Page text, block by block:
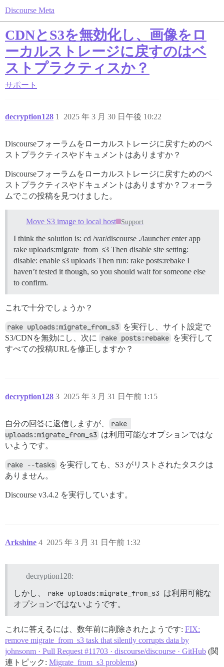
Discourse Meta
CDNとS3を無効化し、画像をロ
ーカルストレージに戻すのはベ
ストプラクティスか？
サポート
decryption128 2025 年 3 月 30 日午後 10:22
1
Discourseフォーラムをローカルストレージに戻すためのベ
ストプラクティスやドキュメントはありますか？
Discourseフォーラムをローカルストレージに戻すためのベ
ストプラクティスやドキュメントはありますか？フォーラ
ムでこの投稿を見つけました。
Move S3 image to local host Support
I think the solution is: cd /var/discourse ./launcher enter app
rake uploads:migrate_from_s3 Then disable site setting:
disable: enable s3 uploads Then run: rake posts:rebake I
haven’t tested it though, so you should wait for someone else
to confirm.
これで十分でしょうか？
rake uploads:migrate_from_s3
を実行し、サイト設定で
S3/CDNを無効にし、次に
rake posts:rebake を実行して
すべての投稿URLを修正しますか？
decryption128 2025 年 3 月 31 日午前 1:15
3
自分の回答に返信しますが、
rake
uploads:migrate_from_s3 は利用可能なオプションではな
いようです。
rake --tasks を実行しても、S3 がリストされたタスクは
ありません。
Discourse v3.4.2 を実行しています。
Arkshine 2025 年 3 月 31 日午前 1:32
4
decryption128:
しかし、
rake uploads:migrate_from_s3 は利用可能な
オプションではないようです。
これに答えるには、数年前に削除されたようです: FIX:
remove migrate_from_s3 task that silently corrupts data by
johnsonm · Pull Request #11703 · discourse/discourse · GitHub (関
連トピック: Migrate_from_s3 problems)